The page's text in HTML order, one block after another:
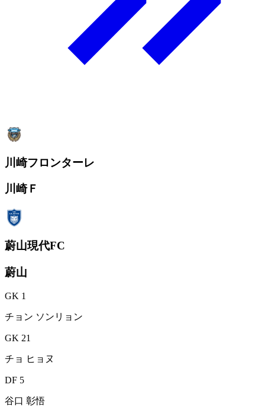
川崎フロンターレ
川崎Ｆ
蔚山現代FC
蔚山
GK 1
チョン ソンリョン
GK 21
チョ ヒョヌ
DF 5
谷口 彰悟